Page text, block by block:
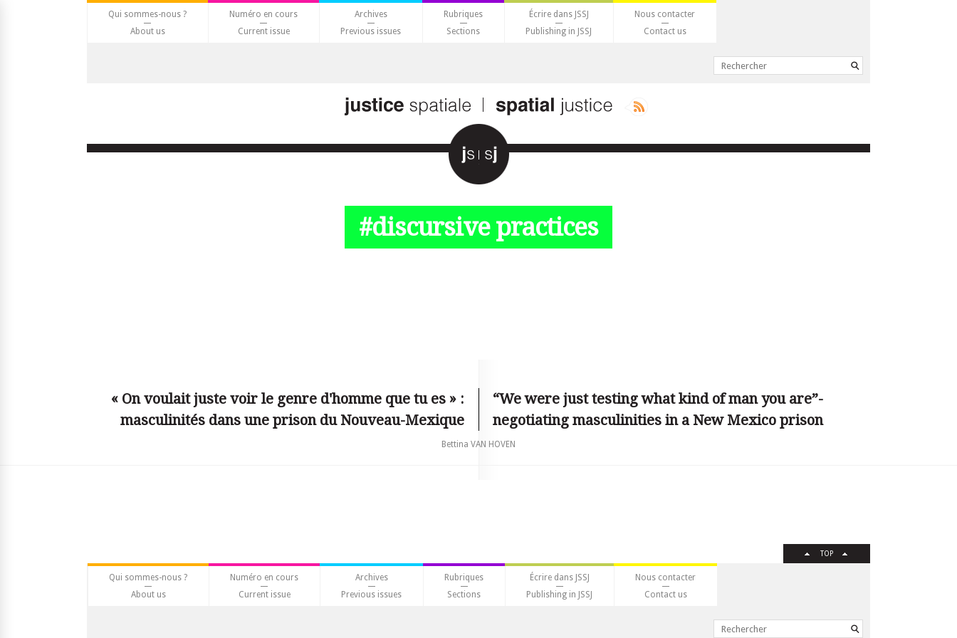
Qui sommes-nous ?
About us
Numéro en cours
Current issue
Archives
Previous issues
Rubriques
Sections
Écrire dans JSSJ
Publishing in JSSJ
Nous contacter
Contact us
#discursive practices
« On voulait juste voir le genre d'homme que tu es » :
masculinités dans une prison du Nouveau-Mexique
“We were just testing what kind of man you are”-
negotiating masculinities in a New Mexico prison
Bettina VAN HOVEN
TOP
Qui sommes-nous ?
About us
Numéro en cours
Current issue
Archives
Previous issues
Rubriques
Sections
Écrire dans JSSJ
Publishing in JSSJ
Nous contacter
Contact us